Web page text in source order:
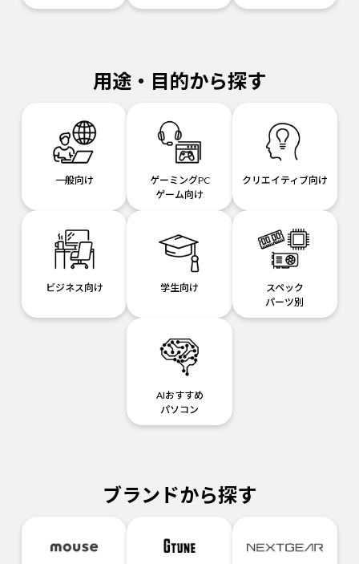
用途・目的から探す
一般向け
ゲーミングPC
ゲーム向け
クリエイティブ向け
ビジネス向け 学生向け
スペック
パーツ別
AIおすすめ
パソコン
ブランドから探す